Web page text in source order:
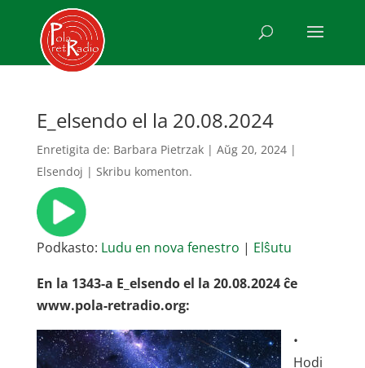
E_elsendo el la 20.08.2024
Enretigita de: Barbara Pietrzak| Aŭg 20, 2024|
Elsendoj | Skribu komenton.
Podkasto: Ludu en nova fenestro | Elŝutu
En la 1343-a E_elsendo el la 20.08.2024 ĉe
www.pola-retradio.org:
•
Hodi